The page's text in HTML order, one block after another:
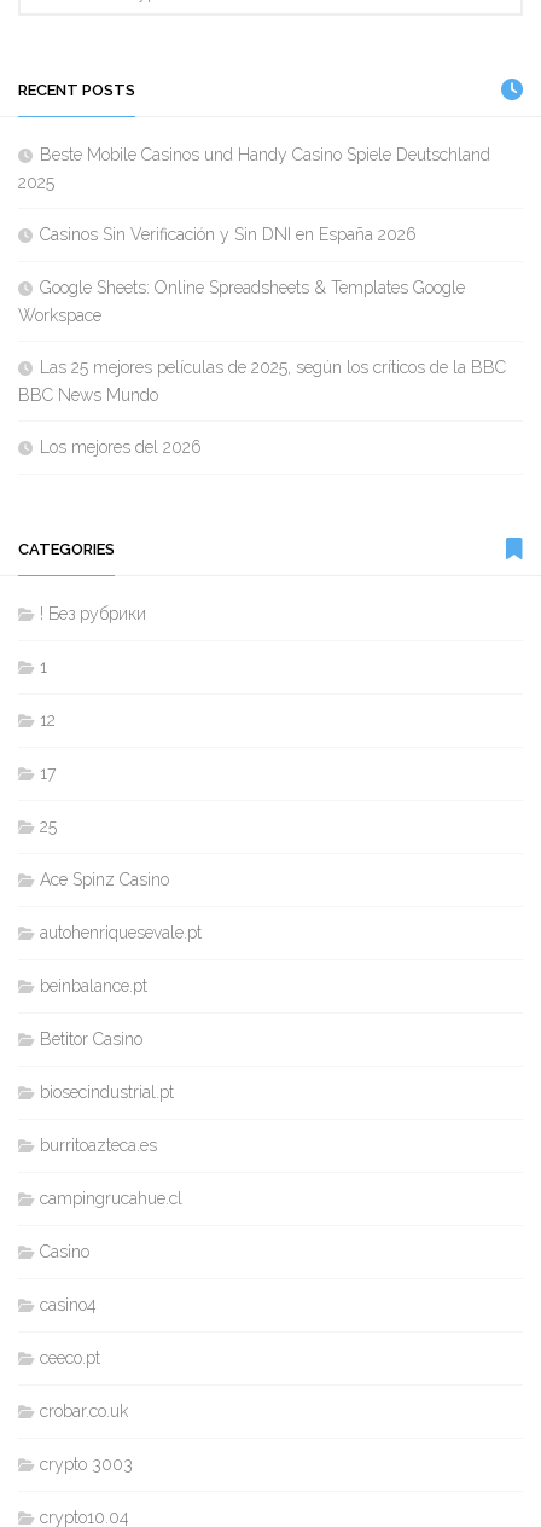
RECENT POSTS
Beste Mobile Casinos und Handy Casino Spiele Deutschland
2025
Casinos Sin Verificación y Sin DNI en España 2026
Google Sheets: Online Spreadsheets & Templates Google
Workspace
Las 25 mejores películas de 2025, según los críticos de la BBC
BBC News Mundo
Los mejores del 2026
CATEGORIES
! Без рубрики
1
12
17
25
Ace Spinz Casino
autohenriquesevale.pt
beinbalance.pt
Betitor Casino
biosecindustrial.pt
burritoazteca.es
campingrucahue.cl
Casino
casino4
ceeco.pt
crobar.co.uk
crypto 3003
crypto10.04